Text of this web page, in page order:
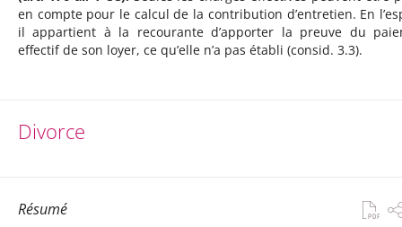
en compte pour le calcul de la contribution d’entretien. En
il appartient à la recourante d’apporter la preuve du
effectif de son loyer, ce qu’elle n’a pas établi (consid. 3.3).
Divorce
Résumé